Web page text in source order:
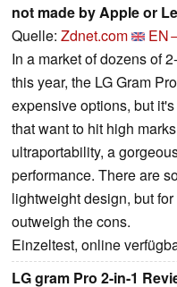
not made by Apple or
Quelle: Zdnet.com
In a market of dozens of
this year, the LG Gram
expensive options, but
that want to hit high
ultraportability, a
performance. There are
lightweight design, but
outweigh the cons.
Einzeltest, online
LG gram Pro 2-in-1